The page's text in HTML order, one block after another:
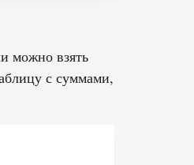
можно взять
с суммами,